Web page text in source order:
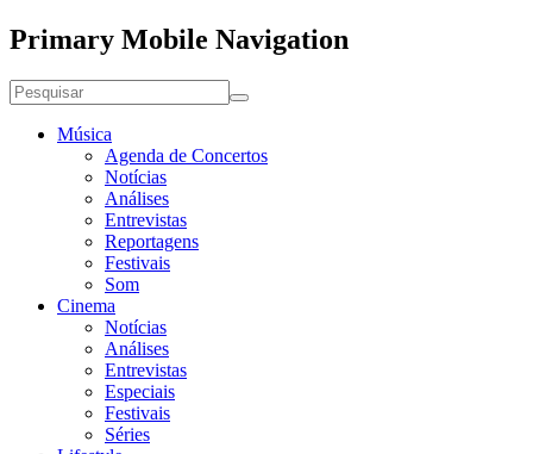
Primary Mobile Navigation
Música
Agenda de Concertos
Notícias
Análises
Entrevistas
Reportagens
Festivais
Som
Cinema
Notícias
Análises
Entrevistas
Especiais
Festivais
Séries